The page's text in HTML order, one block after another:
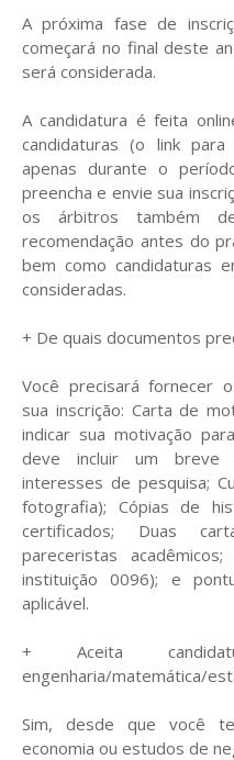
A próxima fase de
começará no final deste
será considerada.
A candidatura é feita
candidaturas (o link
apenas durante o
preencha e envie sua
os árbitros também
recomendação antes do
bem como candidaturas
consideradas.
+ De quais documentos
Você precisará fornecer
sua inscrição: Carta de
indicar sua motivação
deve incluir um breve
interesses de pesquisa;
fotografia); Cópias de
certificados; Duas
pareceristas
instituição 0096); e
aplicável.
+ Aceita
engenharia/matemática/
Sim, desde que você
economia ou estudos de